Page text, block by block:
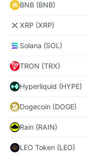
BNB (BNB)
XRP (XRP)
Solana (SOL)
TRON (TRX)
Hyperliquid (HYPE)
Dogecoin (DOGE)
Rain (RAIN)
LEO Token (LEO)